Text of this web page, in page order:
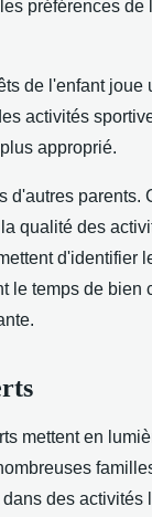
préférences
de l'enfant joue
activités
approprié.
d'autres parents.
qualité des
d'identifier
le temps de bien
mettent en
des